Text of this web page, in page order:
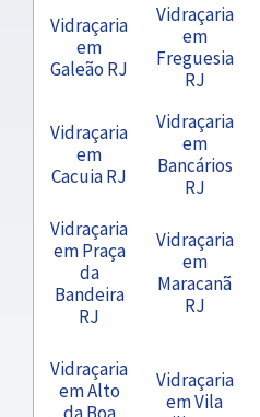
Vidraçaria
em
Galeão RJ
Vidraçaria
em
Freguesia
RJ
Vidraçaria
em
Cacuia RJ
Vidraçaria
em
Bancários
RJ
Vidraçaria
em Praça
da
Bandeira
RJ
Vidraçaria
em
Maracanã
RJ
Vidraçaria
em Alto
da Boa
Vidraçaria
em Vila